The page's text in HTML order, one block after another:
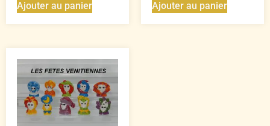
Ajouter au panier Ajouter au panier